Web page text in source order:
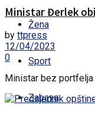
Žena
Sport
Zabava
Ministar Đerlek
by ttpress
12/04/2023
0
Ministar bez portfelja